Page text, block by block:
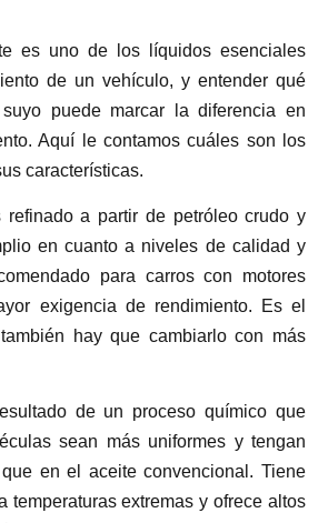
es uno de los líquidos esenciales
de un vehículo, y entender qué
puede marcar la diferencia en
Aquí le contamos cuáles son los
características.
refinado a partir de petróleo crudo y
en cuanto a niveles de calidad y
para carros con motores
exigencia de rendimiento. Es el
hay que cambiarlo con más
de un proceso químico que
sean más uniformes y tengan
en el aceite convencional. Tiene
temperaturas extremas y ofrece altos